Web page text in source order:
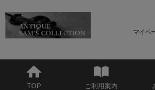
マイペ
TOP ご利用案内